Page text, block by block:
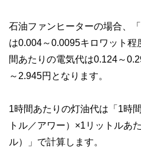
石油ファンヒーターの場合、
は0.004～0.0095キロワット
間あたりの電気代は0.124～
～2.945円となります。
1時間あたりの灯油代は「1時
トル／アワー）×1リットルあ
ル）」で計算します。